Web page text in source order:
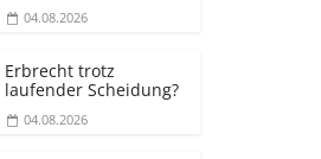
04.08.2026
Erbrecht trotz
laufender Scheidung?
04.08.2026